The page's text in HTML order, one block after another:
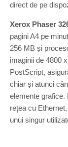
direct de pe
Xerox Phaser
pagini A4 pe
256 MB și
imaginii de 4800
PostScript,
chiar și atunci
elemente grafice.
reţea cu
unui singur